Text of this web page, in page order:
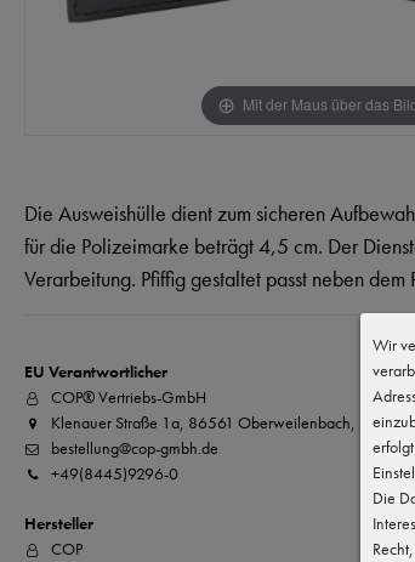
Mit der Maus über das
Die Ausweishülle dient zum sicheren
für die Polizeimarke beträgt 4,5 cm. Der
Verarbeitung. Pfiffig gestaltet passt neben
EU Verantwortlicher
COP® Vertriebs-GmbH
Klenauer Straße 1a, 86561 Oberweilenbach,
bestellung@cop-gmbh.de
+49(8445)9296-0
Hersteller
COP
Wir
Die